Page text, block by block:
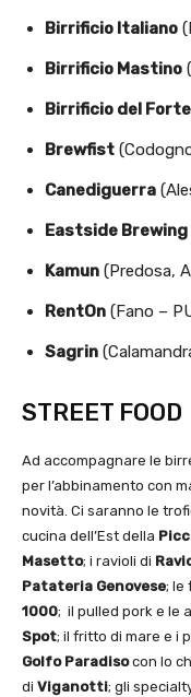
Birrificio Italiano
Birrificio Mastino
Birrificio del Forte
Brewfist
Canediguerra
Eastside Brewing
Kamun (Predosa,
RentOn (Fano –
Sagrin
STREET FOOD
Ad accompagnare le
per l’abbinamento con
novità. Ci saranno le
cucina dell’Est della
Masetto; i ravioli di
Patateria Genovese; le
1000; il pulled pork e le
Spot; il fritto di mare e i
Golfo Paradisocon lo
di Viganotti; gli